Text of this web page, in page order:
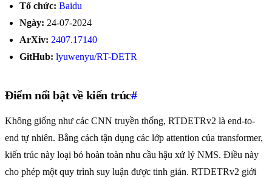
Tổ chức: Baidu
Ngày: 24-07-2024
ArXiv: 2407.17140
GitHub: lyuwenyu/RT-DETR
Điểm nổi bật về kiến trúc#
Không giống như các CNN truyền thống, RTDETRv2 là end-to-
end tự nhiên. Bằng cách tận dụng các lớp attention của transformer,
kiến trúc này loại bỏ hoàn toàn nhu cầu hậu xử lý NMS. Điều này
cho phép một quy trình suy luận được tinh giản. RTDETRv2 giới